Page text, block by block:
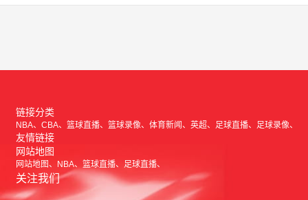
链接分类
NBA CBA 篮球直播 篮球录像 体育新闻 英超 足球直播 足球录像
友情链接
网站地图
网站地图 NBA 篮球直播 足球直播
关注我们